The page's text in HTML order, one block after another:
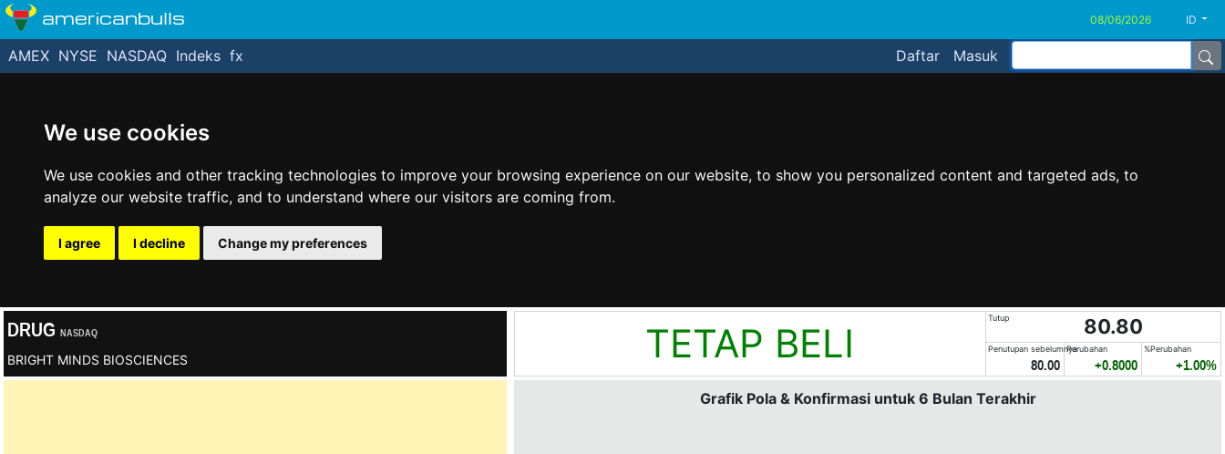
We use cookies
We use cookies and other tracking technologies to improve your browsing experience on our website, to show you personalized content and targeted ads, to
analyze our website traffic, and to understand where our visitors are coming from.
I agree I decline Change my preferences
americanbulls ID
Daftar Masuk
AMEX NYSE NASDAQ Indeks fx
DRUG NASDAQ
BRIGHT MINDS BIOSCIENCES TETAP BELI
Tutup 80.80
Penutupan sebelumnya
80.00
Perubahan
+0.8000
%Perubahan
+1.00%
Grafik Pola & Konfirmasi untuk 6 Bulan Terakhir